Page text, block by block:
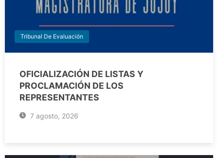
Tribunal De Evaluación
OFICIALIZACIÓN DE LISTAS Y
PROCLAMACIÓN DE LOS
REPRESENTANTES
7 agosto, 2026